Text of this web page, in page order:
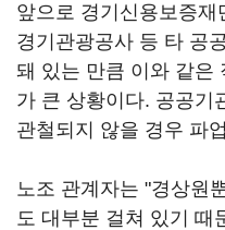
앞으로 경기신용보증
경기관광공사 등 타 공
돼 있는 만큼 이와 같은
가 큰 상황이다. 공공기
관철되지 않을 경우 파
노조 관계자는 "경상원
도 대부분 걸쳐 있기 때